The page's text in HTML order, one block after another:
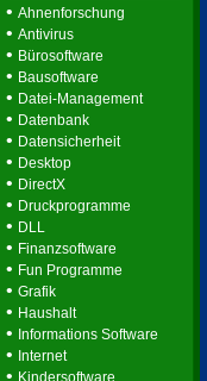
• Ahnenforschung
• Antivirus
• Bürosoftware
• Bausoftware
• Datei-Management
• Datenbank
• Datensicherheit
• Desktop
• DirectX
• Druckprogramme
• DLL
• Finanzsoftware
• Fun Programme
• Grafik
• Haushalt
• Informations Software
• Internet
• Kindersoftware